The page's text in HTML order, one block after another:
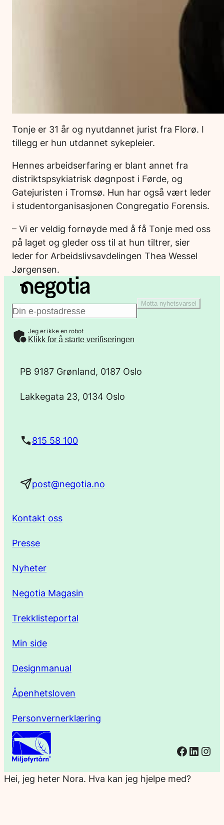
Tonje er 31 år og nyutdannet jurist fra Florø. I
tillegg er hun utdannet sykepleier.
Hennes arbeidserfaring er blant annet fra
distriktspsykiatrisk døgnpost i Førde, og
Gatejuristen i Tromsø. Hun har også vært leder
i studentorganisasjonen Congregatio Forensis.
– Vi er veldig fornøyde med å få Tonje med oss
på laget og gleder oss til at hun tiltrer, sier
leder for Arbeidslivsavdelingen Thea Wessel
Jørgensen.
E
-
Motta nyhetsvarsel
Jeg er ikke en robot
Klikk for å starte verifiseringen
PB 9187 Grønland, 0187 Oslo
Lakkegata 23, 0134 Oslo
815 58 100
post@negotia.no
Kontakt oss
Presse
Nyheter
Negotia Magasin
Trekklisteportal
Min side
Designmanual
Åpenhetsloven
Personvernerklæring
Hei, jeg heter Nora. Hva kan jeg hjelpe med?